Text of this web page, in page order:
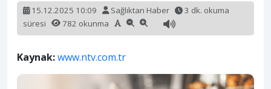
15.12.2025 10:09 Sağlıktan Haber
3 dk. okuma
süresi
782 okunma
Kaynak:www.ntv.com.tr